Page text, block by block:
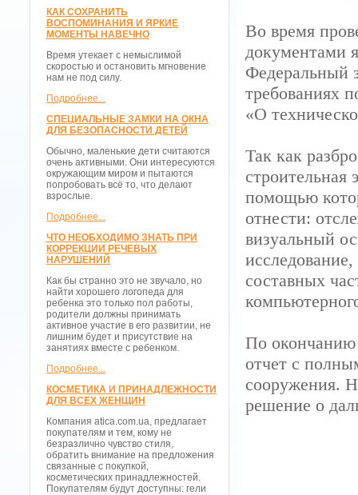
КАК СОХРАНИТЬ
ВОСПОМИНАНИЯ И ЯРКИЕ
МОМЕНТЫ НАВЕЧНО
Время утекает с немыслимой
скоростью и остановить мгновение
нам не под силу.
Подробнее...
СПЕЦИАЛЬНЫЕ ЗАМКИ НА ОКНА
ДЛЯ БЕЗОПАСНОСТИ ДЕТЕЙ
Обычно, маленькие дети считаются
очень активными. Они интересуются
окружающим миром и пытаются
попробовать всё то, что делают
взрослые.
Подробнее...
ЧТО НЕОБХОДИМО ЗНАТЬ ПРИ
КОРРЕКЦИИ РЕЧЕВЫХ
НАРУШЕНИЙ
Как бы странно это не звучало, но
найти хорошего логопеда для
ребенка это только пол работы,
родители должны принимать
активное участие в его развитии, не
лишним будет и присутствие на
занятиях вместе с ребенком.
Подробнее...
КОСМЕТИКА И ПРИНАДЛЕЖНОСТИ
ДЛЯ ВСЕХ ЖЕНЩИН
Компания atica.com.ua, предлагает
покупателям и тем, кому не
безразлично чувство стиля,
обратить внимание на предложения
связанные с покупкой,
косметических принадлежностей.
Покупателям будут доступны: гели
Во время
документами
Федеральный
требованиях
«О
Так как
строительная
помощью
отнести:
визуальный
составных
По окончанию
отчет с
сооружения.
решение о